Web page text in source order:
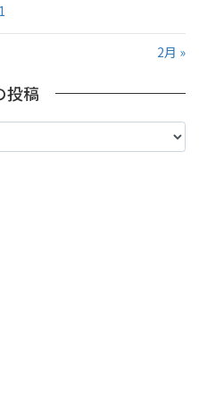
2月 »
投稿